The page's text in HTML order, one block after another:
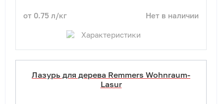
от 0.75 л/кг Нет в наличии
Характеристики
Лазурь для дерева Remmers Wohnraum-
Lasur